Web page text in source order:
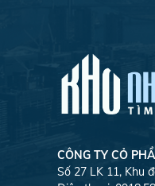
CÔNG TY CỎ
Số 27 LK 11, Khu